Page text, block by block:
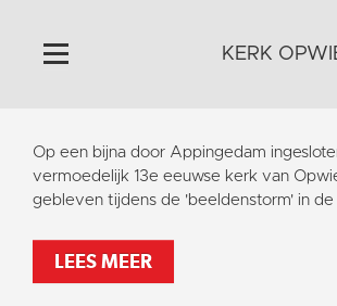
Home
Algemeen
Historie
Omgeving
Activiteiten
KERK
Op een bijna door Appingedam
vermoedelijk 13e eeuwse kerk van
gebleven tijdens de 'beeldenstorm' in de
LEES MEER